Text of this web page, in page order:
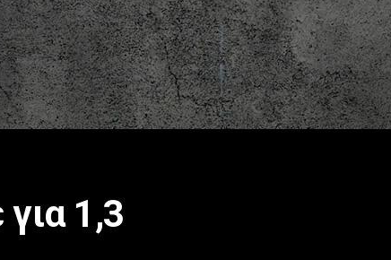
1,3